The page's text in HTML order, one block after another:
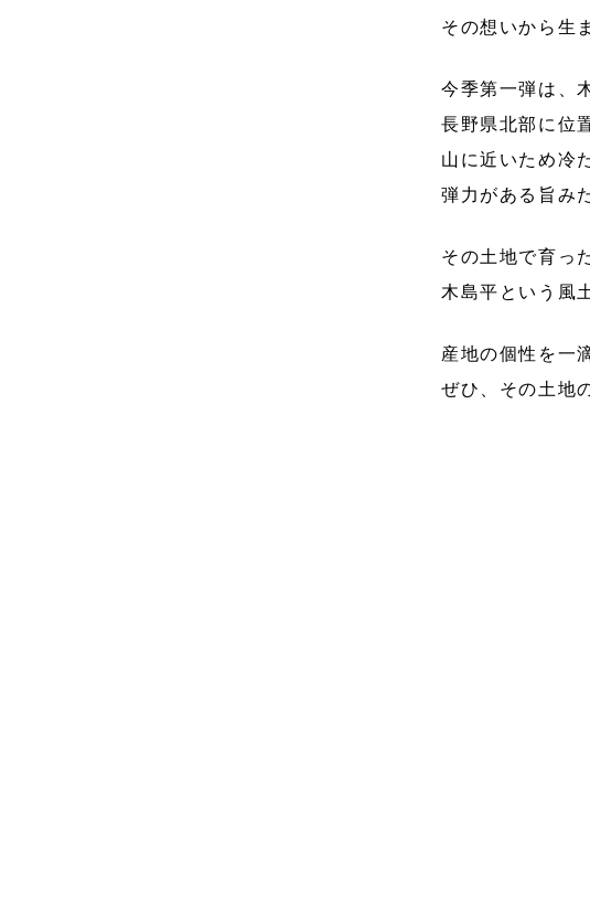
その想いから生
今季第一弾は、
長野県北部に位
山に近いため冷
弾力がある旨み
その土地で育っ
木島平という風
産地の個性を一
ぜひ、その土地